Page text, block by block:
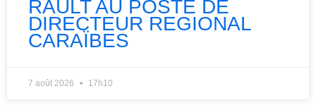
RAULT AU POSTE DE
DIRECTEUR REGIONAL
CARAÏBES
7 août 2026 17h10